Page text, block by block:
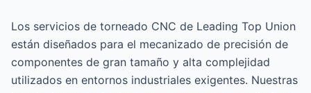
Los servicios de torneado CNC de Leading Top Union
están diseñados para el mecanizado de precisión de
componentes de gran tamaño y alta complejidad
utilizados en entornos industriales exigentes. Nuestras